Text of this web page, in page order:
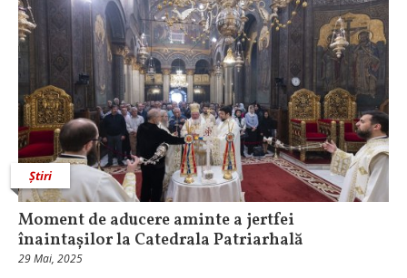
Știri
Moment de aducere aminte a jertfei
înaintașilor la Catedrala Patriarhală
29 Mai, 2025